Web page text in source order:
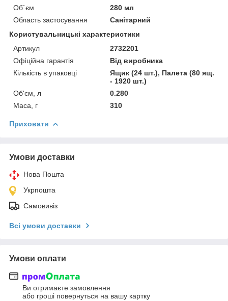
Об`єм
280 мл
Область застосування
Санітарний
Користувальницькі характеристики
Артикул
2732201
Офіційна гарантія
Від виробника
Кількість в упаковці
Ящик (24 шт.), Палета (80 ящ.
- 1920 шт.)
Об'єм, л
0.280
Маса, г
310
Приховати
Умови доставки
Нова Пошта
Укрпошта
Самовивіз
Всі умови доставки
Умови оплати
Ви отримаєте замовлення
або гроші повернуться на вашу картку